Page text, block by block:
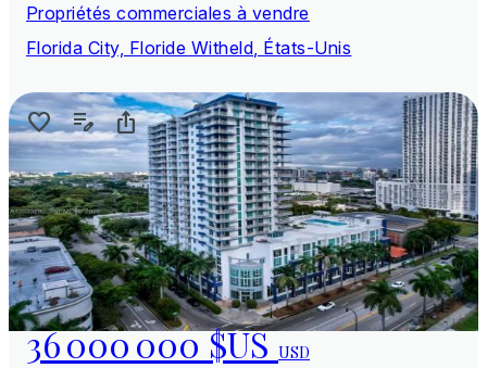
Propriétés commerciales à vendre
Florida City, Floride Witheld, États-Unis
36 000 000 $USUSD